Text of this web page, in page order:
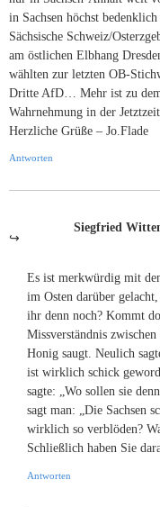
in Sachsen höchst
Sächsische Schweiz/
am östlichen Elbhang
wählten zur letzten OB-
Dritte AfD… Mehr ist zu dem
Wahrnehmung in der
Herzliche Grüße – Jo.Flade
Antworten
Siegfried
Es ist merkwürdig mit
im Osten darüber
ihr denn noch? Kommt
Missverständnis
Honig saugt. Neulich
ist wirklich schick
sagte: „Wo sollen sie
sagt man: „Die Sachsen
wirklich so verblöden?
Schließlich haben Sie
Antworten